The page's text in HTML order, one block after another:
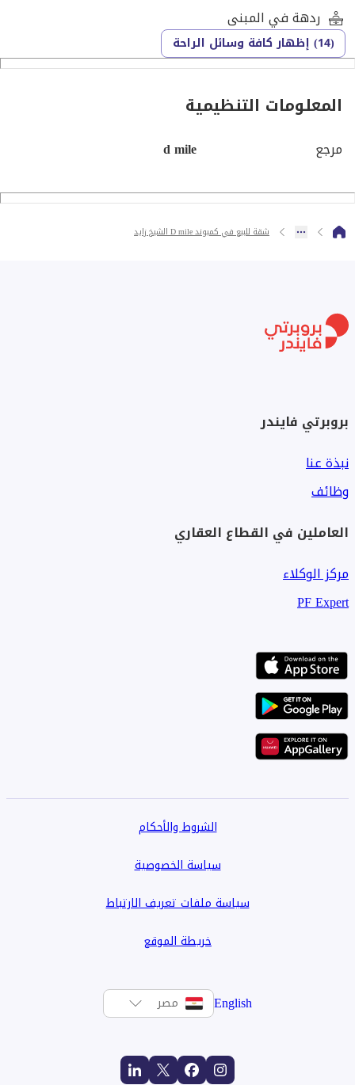
ردهة في المبنى
(14) إظهار كافة وسائل الراحة
المعلومات التنظيمية
مرجع d mile
شقة للبيع في كمبوند D mile الشيخ زايد
بروبرتي فايندر
نبذة عنا
وظائف
العاملين في القطاع العقاري
مركز الوكلاء
PF Expert
الشروط والأحكام
سياسة الخصوصية
سياسة ملفات تعريف الارتباط
خريطة الموقع
English مصر